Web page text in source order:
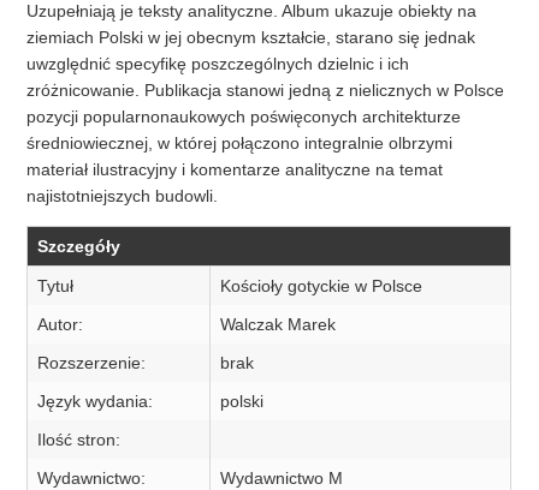
Uzupełniają je teksty analityczne. Album ukazuje obiekty na
ziemiach Polski w jej obecnym kształcie, starano się jednak
uwzględnić specyfikę poszczególnych dzielnic i ich
zróżnicowanie. Publikacja stanowi jedną z nielicznych w Polsce
pozycji popularnonaukowych poświęconych architekturze
średniowiecznej, w której połączono integralnie olbrzymi
materiał ilustracyjny i komentarze analityczne na temat
najistotniejszych budowli.
Szczegóły
Tytuł
Kościoły gotyckie w Polsce
Autor:
Walczak Marek
Rozszerzenie:
brak
Język wydania:
polski
Ilość stron:
Wydawnictwo:
Wydawnictwo M